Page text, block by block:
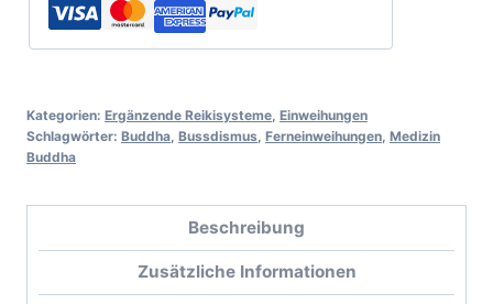
Kategorien: Ergänzende Reikisysteme, Einweihungen
Schlagwörter: Buddha, Bussdismus, Ferneinweihungen, Medizin
Buddha
Beschreibung
Zusätzliche Informationen